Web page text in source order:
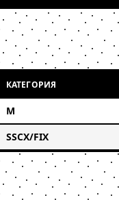
КАТЕГОРИЯ
М
SSCX/FIX